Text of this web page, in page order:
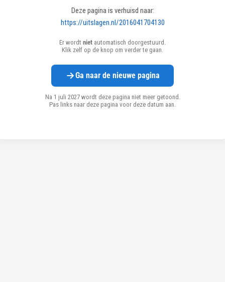
Deze pagina is verhuisd naar:
https://uitslagen.nl/2016041704130
Er wordt niet automatisch doorgestuurd.
Klik zelf op de knop om verder te gaan.
Ga naar de nieuwe pagina
Na 1 juli 2027 wordt deze pagina niet meer getoond.
Pas links naar deze pagina voor deze datum aan.